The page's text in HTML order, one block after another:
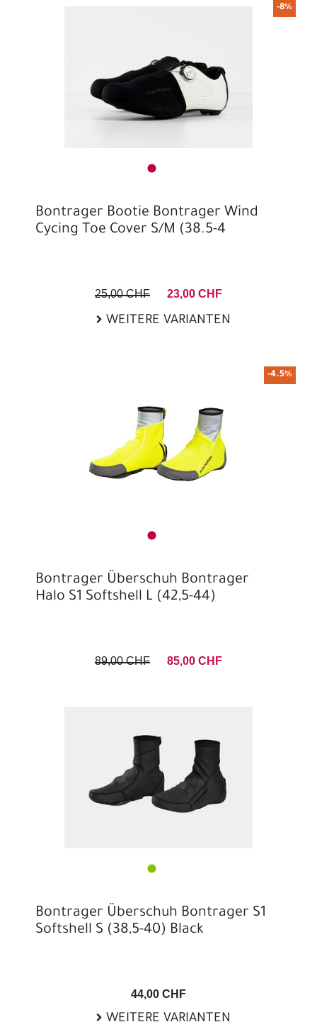
-8%
Bontrager Bootie Bontrager Wind
Cycing Toe Cover S/M (38.5-4
25,00 CHF 23,00 CHF
WEITERE VARIANTEN
-4.5%
Bontrager Überschuh Bontrager
Halo S1 Softshell L (42,5-44)
89,00 CHF 85,00 CHF
Bontrager Überschuh Bontrager S1
Softshell S (38,5-40) Black
44,00 CHF
WEITERE VARIANTEN